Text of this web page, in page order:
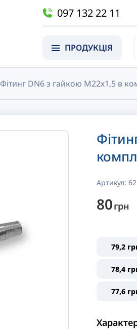
097 132 22 11
ПРОДУКЦІЯ
Фітинг DN6 з гайкою М22х1,5 в
Артикул:
80грн
79,2
78,4
77,6